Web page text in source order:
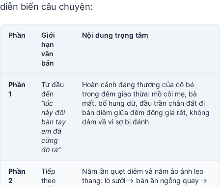
diễn biến câu chuyện:
Phần
Giới
hạn
văn
bản
Nội dung trọng tâm
Phần
1
Từ đầu
đến
“lúc
này đôi
bàn tay
em đã
cứng
đờ ra”
Hoàn cảnh đáng thương của cô bé
trong đêm giao thừa: mồ côi mẹ, bà
mất, bố hung dữ, đầu trần chân đất đi
bán diêm giữa đêm đông giá rét, không
dám về vì sợ bị đánh
Phần
2
Tiếp
theo
Năm lần quẹt diêm và năm ảo ảnh leo
thang: lò sưởi → bàn ăn ngỗng quay →